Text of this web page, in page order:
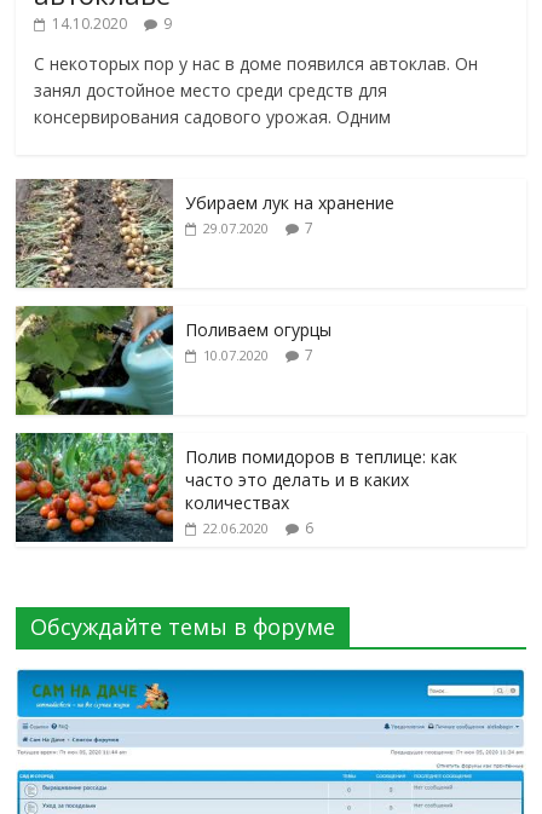
14.10.2020 9
С некоторых пор у нас в доме появился автоклав. Он
занял достойное место среди средств для
консервирования садового урожая. Одним
Убираем лук на хранение
29.07.2020 7
Поливаем огурцы
10.07.2020 7
Полив помидоров в теплице: как
часто это делать и в каких
количествах
22.06.2020 6
Обсуждайте темы в форуме